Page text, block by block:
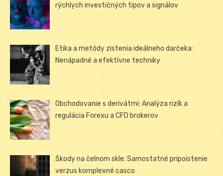
rýchlych investičných tipov a signálov
Etika a metódy zistenia ideálneho darčeka:
Nenápadné a efektívne techniky
Obchodovanie s derivátmi: Analýza rizík a
regulácia Forexu a CFD brokerov
Škody na čelnom skle: Samostatné pripoistenie
verzus komplexné casco